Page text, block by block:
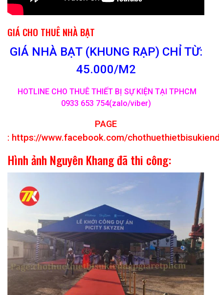
GIÁ CHO THUÊ NHÀ BẠT
GIÁ NHÀ BẠT (KHUNG RẠP) CHỈ TỪ:
45.000/M2
HOTLINE CHO THUÊ THIẾT BỊ SỰ KIỆN TẠI TPHCM
0933 653 754(zalo/viber)
PAGE
: https://www.facebook.com/
Hình ảnh Nguyên Khang đã thi công: